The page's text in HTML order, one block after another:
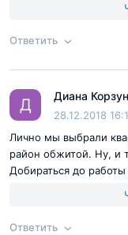
Согласен с
Отправить
этом направлении.
Ответить
Ответ на
Д Диана Корзун
28.12.2018
Лично мы выбрали
район обжитой. Ну, и
Добираться до
этом направлении.
Ответить